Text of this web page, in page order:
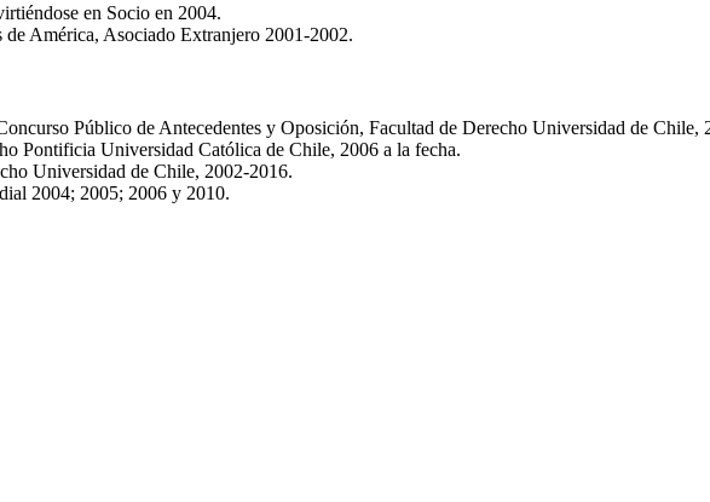
en Socio en 2004.
América, Asociado Extranjero 2001-2002.
Público de Antecedentes y Oposición, Facultad de Derecho Universidad de Chile,
Pontificia Universidad Católica de Chile, 2006 a la fecha.
Universidad de Chile, 2002-2016.
2004; 2005; 2006 y 2010.